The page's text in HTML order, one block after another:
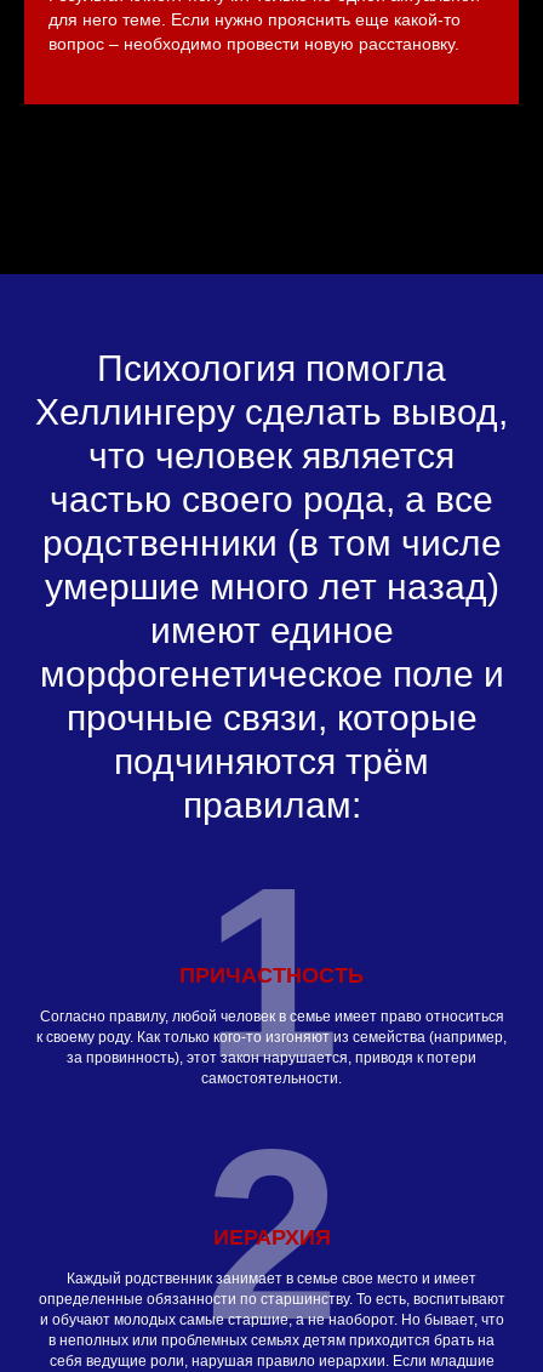
для него теме. Если нужно прояснить еще какой-то
вопрос – необходимо провести новую расстановку.
Психология помогла
Хеллингеру сделать вывод,
что человек является
частью своего рода, а все
родственники (в том числе
умершие много лет назад)
имеют единое
морфогенетическое поле и
прочные связи, которые
подчиняются трём
правилам:
ПРИЧАСТНОСТЬ
Согласно правилу, любой человек в семье имеет право относиться
к своему роду. Как только кого-то изгоняют из семейства (например,
за провинность), этот закон нарушается, приводя к потери
самостоятельности.
1
ИЕРАРХИЯ
Каждый родственник занимает в семье свое место и имеет
определенные обязанности по старшинству. То есть, воспитывают
и обучают молодых самые старшие, а не наоборот. Но бывает, что
в неполных или проблемных семьях детям приходится брать на
себя ведущие роли, нарушая правило иерархии. Если младшие
2